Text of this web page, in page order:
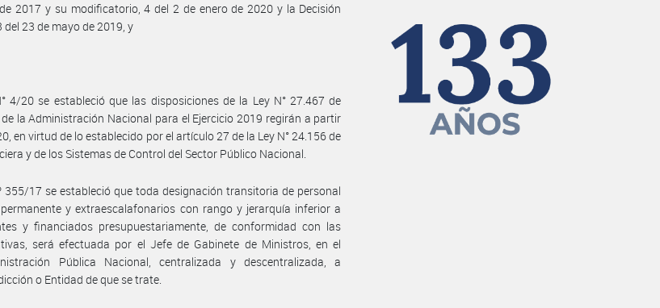
2017 y su modificatorio, 4 del 2 de enero de 2020 y la Decisión
23 de mayo de 2019, y
4/20 se estableció que las disposiciones de la Ley N° 27.467 de
la Administración Nacional para el Ejercicio 2019 regirán a partir
en virtud de lo establecido por el artículo 27 de la Ley N° 24.156 de
y de los Sistemas de Control del Sector Público Nacional.
355/17 se estableció que toda designación transitoria de personal
y extraescalafonarios con rango y jerarquía inferior a
y financiados presupuestariamente, de conformidad con las
será efectuada por el Jefe de Gabinete de Ministros, en el
Pública Nacional, centralizada y descentralizada, a
o Entidad de que se trate.